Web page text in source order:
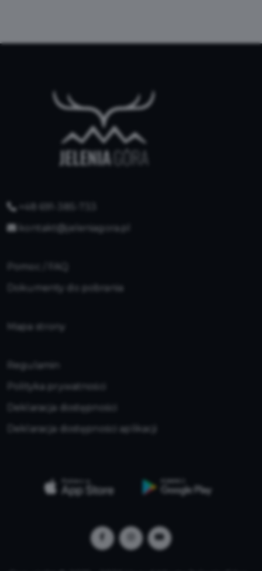
+48 691-385-733
kontakt@jeleniagora.pl
Dokumenty do pobrania
Mapa strony
Regulamin
Polityka prywatności
Deklaracja dostępności
Deklaracja dostępności aplikacji